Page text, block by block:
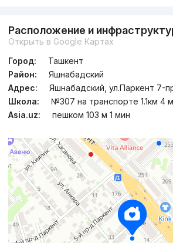
Расположение и
Открыть в Google Картах
Город:
Ташкент
Район:
Яшнабадский
Адрес:
Яшнабадский, ул.Паркент 7-
Школа:
№307 на транспорте 1.1км 4
Asia.uz:
пешком 103 м 1 мин